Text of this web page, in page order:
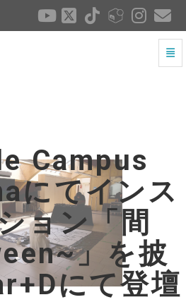
ナ
Campus
にてインス
ョン「間
」を披
にて登壇